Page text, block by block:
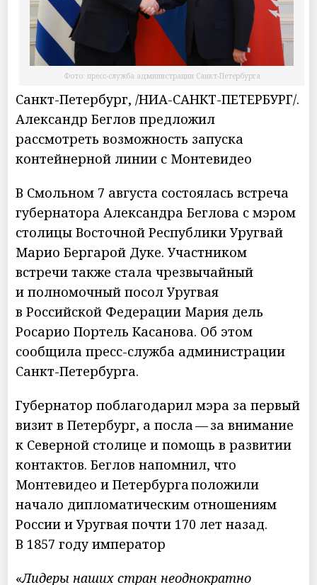
Фото: пресс-служба администрации Санкт-Петербурга
Санкт-Петербург, /НИА-САНКТ-ПЕТЕРБУРГ/.
Александр Беглов предложил
рассмотреть возможность запуска
контейнерной линии с Монтевидео
В Смольном 7 августа состоялась встреча
губернатора Александра Беглова с мэром
столицы Восточной Республики Уругвай
Марио Бергарой Дуке. Участником
встречи также стала чрезвычайный
и полномочный посол Уругвая
в Российской Федерации Мария дель
Росарио Портель Касанова. Об этом
сообщила пресс-служба администрации
Санкт-Петербурга.
Губернатор поблагодарил мэра за первый
визит в Петербург, а посла — за внимание
к Северной столице и помощь в развитии
контактов. Беглов напомнил, что
Монтевидео и Петербурга положили
начало дипломатическим отношениям
России и Уругвая почти 170 лет назад.
В 1857 году император
«Лидеры наших стран неоднократно